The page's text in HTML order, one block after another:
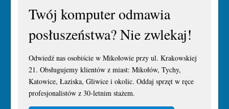
Twój komputer odmawia
posłuszeństwa? Nie zwlekaj!
Odwiedź nas osobiście w Mikołowie przy ul. Krakowskiej
21. Obsługujemy klientów z miast: Mikołów, Tychy,
Katowice, Łaziska, Gliwice i okolic. Oddaj sprzęt w ręce
profesjonalistów z 30-letnim stażem.